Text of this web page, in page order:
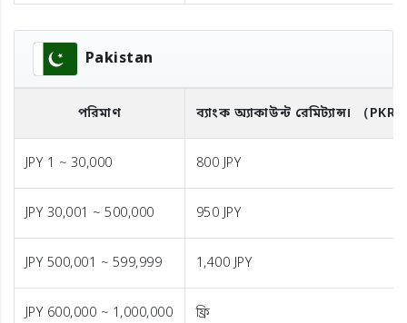
Pakistan
পরিমাণ ব্যাংক অ্যাকাউন্ট রেমিট্যান্স। （PKR
JPY 1 ~ 30,000 800 JPY
JPY 30,001 ~ 500,000 950 JPY
JPY 500,001 ~ 599,999 1,400 JPY
JPY 600,000 ~ 1,000,000 ফ্রি